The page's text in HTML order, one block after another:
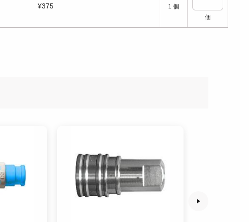
¥375 1 個
個